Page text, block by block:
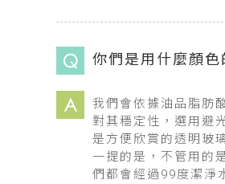
你們是用什麼顏色
我們會依據油品脂肪
對其穩定性，選用避
是方便欣賞的透明玻
一提的是，不管用的
們都會經過99度潔淨